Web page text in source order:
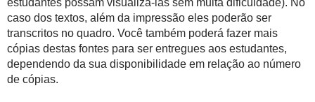
estudantes possam visualizá-las sem muita dificuldade). No
caso dos textos, além da impressão eles poderão ser
transcritos no quadro. Você também poderá fazer mais
cópias destas fontes para ser entregues aos estudantes,
dependendo da sua disponibilidade em relação ao número
de cópias.